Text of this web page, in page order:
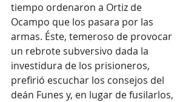
tiempo ordenaron a Ortiz de
Ocampo que los pasara por las
armas. Éste, temeroso de provocar
un rebrote subversivo dada la
investidura de los prisioneros,
prefirió escuchar los consejos del
deán Funes y, en lugar de fusilarlos,